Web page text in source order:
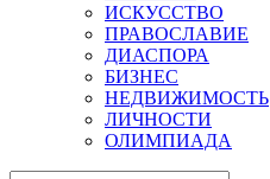
ИСКУССТВО
ПРАВОСЛАВИЕ
ДИАСПОРА
БИЗНЕС
НЕДВИЖИМОСТЬ
ЛИЧНОСТИ
ОЛИМПИАДА